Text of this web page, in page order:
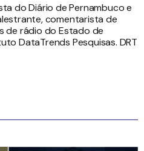
do Diário de Pernambuco e
comentarista de
de rádio do Estado de
DataTrends Pesquisas. DRT